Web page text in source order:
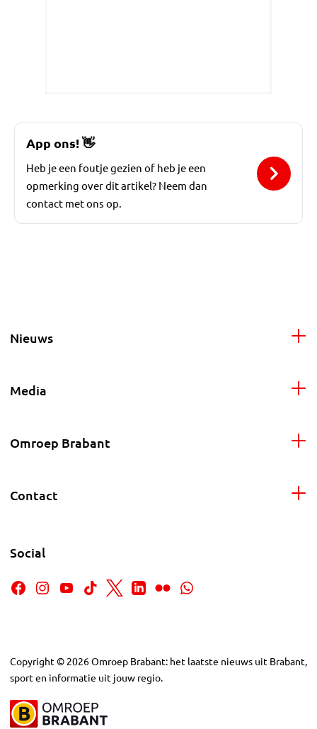
App ons!👋
Heb je een foutje gezien of heb je een
opmerking over dit artikel? Neem dan
contact met ons op.
Nieuws
Media
Omroep Brabant
Contact
Social
Copyright © 2026Omroep Brabant: het laatste nieuws uit Brabant,
sport en informatie uit jouw regio.